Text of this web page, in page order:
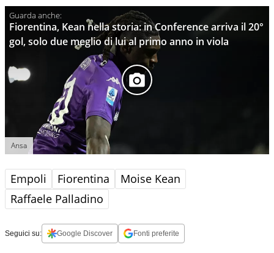
Fiorentina, Kean nella storia: in Conference arriva il 20°
gol, solo due meglio di lui al primo anno in viola
Ansa
Empoli Fiorentina
Moise Kean
Raffaele Palladino
Seguici su: Google Discover Fonti preferite